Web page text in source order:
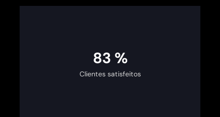
100 %
Clientes satisfeitos